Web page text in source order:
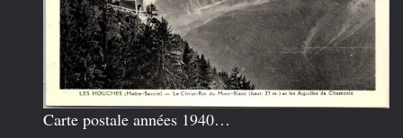
Carte postale années 1940…